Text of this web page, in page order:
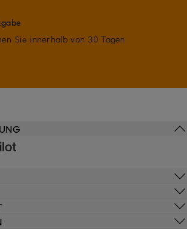
Sie innerhalb von 30 Tagen